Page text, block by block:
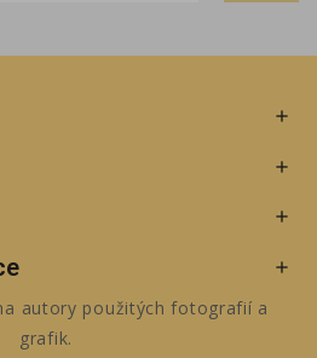




autory použitých fotografií a
grafik.